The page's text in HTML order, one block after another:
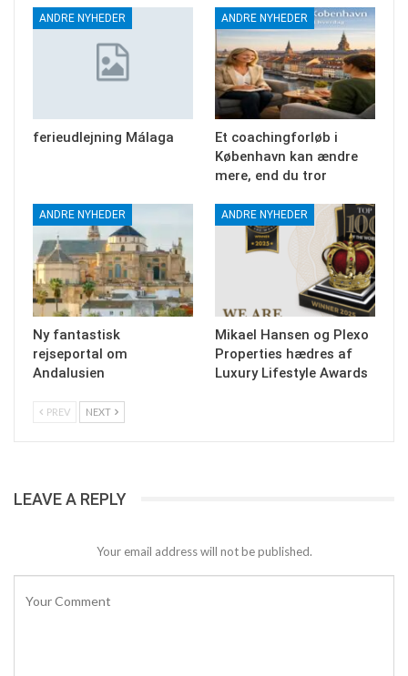
ANDRE NYHEDER
ferieudlejning Málaga
ANDRE NYHEDER
Et coachingforløb i
København kan ændre
mere, end du tror
ANDRE NYHEDER
Ny fantastisk
rejseportal om
Andalusien
ANDRE NYHEDER
Mikael Hansen og Plexo
Properties hædres af
Luxury Lifestyle Awards
PREV NEXT
LEAVE A REPLY
Your email address will not be published.